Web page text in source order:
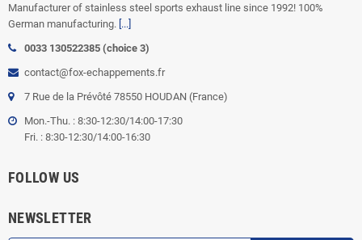
Manufacturer of stainless steel sports exhaust line since 1992! 100%
German manufacturing. [...]
0033 130522385 (choice 3)
contact@fox-echappements.fr
7 Rue de la Prévôté 78550 HOUDAN (France)
Mon.-Thu. : 8:30-12:30/14:00-17:30
Fri. : 8:30-12:30/14:00-16:30
FOLLOW US
NEWSLETTER